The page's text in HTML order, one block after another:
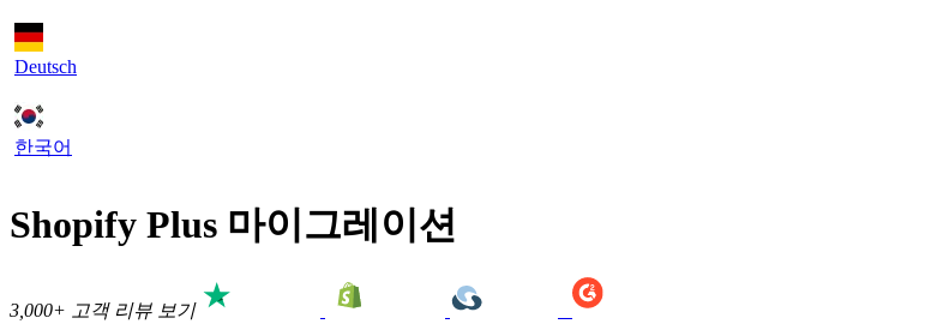
Deutsch
한국어
Shopify Plus 마이그레이션
3,000+ 고객 리뷰 보기